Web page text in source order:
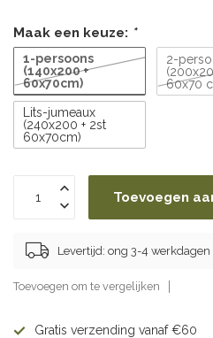
Maak een keuze: *
1-persoons
(140x200 +
60x70cm)
2-
60x70
Lits-jumeaux
(240x200 + 2st
60x70cm)
Toevoegen
Levertijd: ong 3-4 werkdagen
Toevoegen om te vergelijken
Gratis verzending vanaf €60